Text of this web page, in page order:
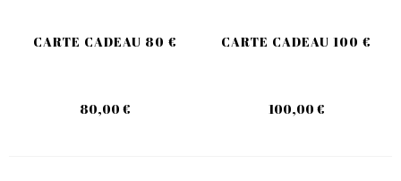
CARTE CADEAU 80 €
80,00 €
CARTE CADEAU 100 €
100,00 €